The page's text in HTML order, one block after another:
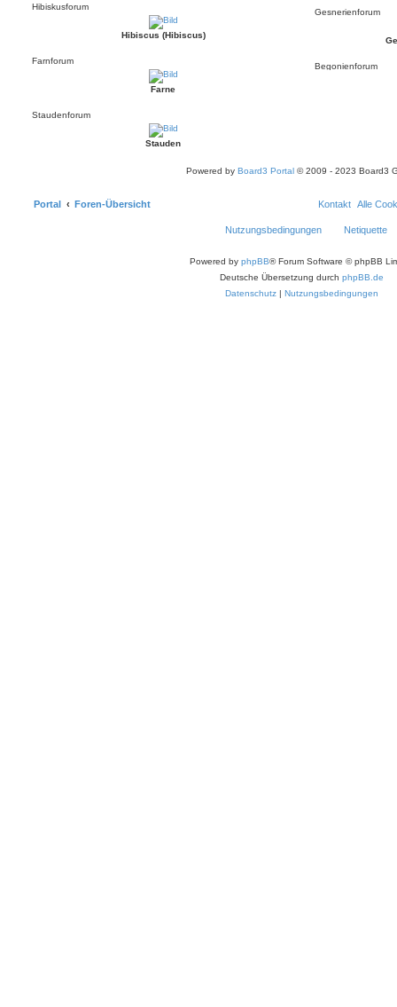
Hibiskusforum
Hibiscus (Hibiscus)
Farnforum
Farne
Staudenforum
Stauden
Gesnerienforum
Begonienforum
Powered by Board3 Portal © 2009 - 2023 Board3
Portal Foren-Übersicht Alle
Kontakt
Netiquette
Nutzungsbedingungen
Powered by phpBB® Forum Software © phpBB
Deutsche Übersetzung durch phpBB.de
Datenschutz | Nutzungsbedingungen